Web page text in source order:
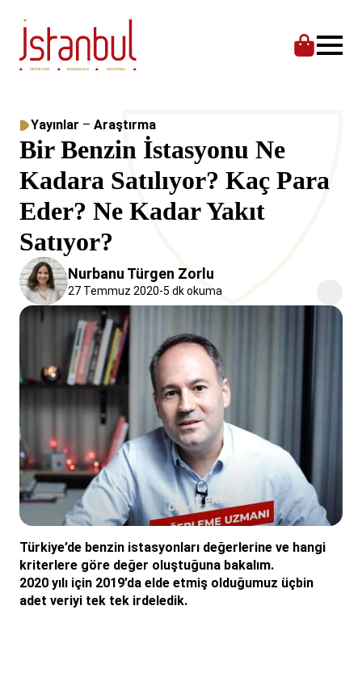
Yayınlar – Araştırma
Bir Benzin İstasyonu Ne
Kadara Satılıyor? Kaç Para
Eder? Ne Kadar Yakıt
Satıyor?
Nurbanu Türgen Zorlu
27 Temmuz 2020-5 dk okuma
Türkiye’de benzin istasyonları değerlerine ve hangi
kriterlere göre değer oluştuğuna bakalım.
2020 yılı için 2019’da elde etmiş olduğumuz üçbin
adet veriyi tek tek irdeledik.